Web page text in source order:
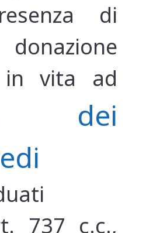
di
vita ad
dei
737 c.c.,